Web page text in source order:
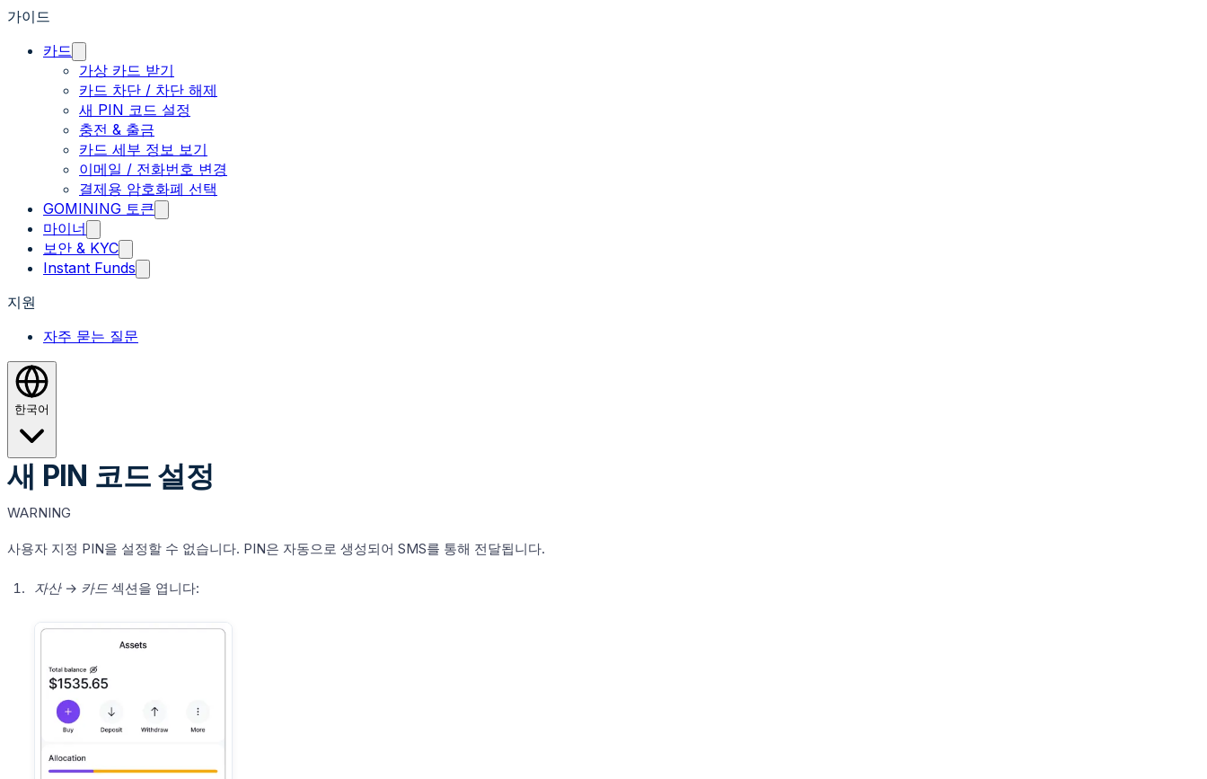
가이드
카드
가상 카드 받기
카드 차단 / 차단 해제
새 PIN 코드 설정
충전 & 출금
카드 세부 정보 보기
이메일 / 전화번호 변경
결제용 암호화폐 선택
GOMINING 토큰
마이너
보안 & KYC
Instant Funds
지원
자주 묻는 질문
한국어
새 PIN 코드 설정
WARNING
사용자 지정 PIN을 설정할 수 없습니다. PIN은 자동으로 생성되어 SMS를 통해 전달됩니다.
자산→ 카드 섹션을 엽니다: